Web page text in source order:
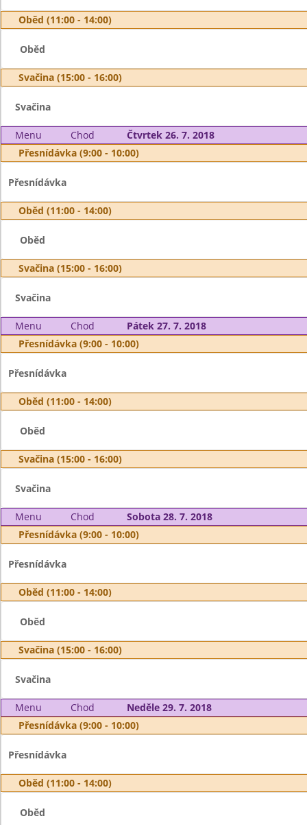
Oběd (11:00 - 14:00)
Oběd
Svačina (15:00 - 16:00)
Svačina
Menu Chod
Čtvrtek 26. 7. 2018
Přesnídávka (9:00 - 10:00)
Přesnídávka
Oběd (11:00 - 14:00)
Oběd
Svačina (15:00 - 16:00)
Svačina
Menu Chod
Pátek 27. 7. 2018
Přesnídávka (9:00 - 10:00)
Přesnídávka
Oběd (11:00 - 14:00)
Oběd
Svačina (15:00 - 16:00)
Svačina
Menu Chod
Sobota 28. 7. 2018
Přesnídávka (9:00 - 10:00)
Přesnídávka
Oběd (11:00 - 14:00)
Oběd
Svačina (15:00 - 16:00)
Svačina
Menu Chod
Neděle 29. 7. 2018
Přesnídávka (9:00 - 10:00)
Přesnídávka
Oběd (11:00 - 14:00)
Oběd